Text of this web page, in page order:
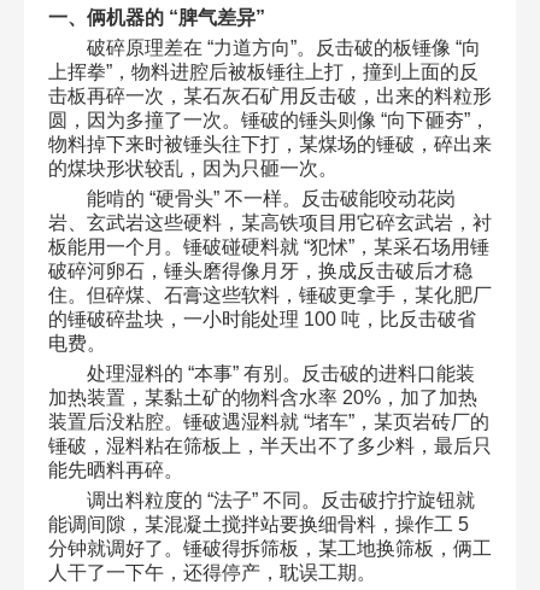
一、俩机器的 “脾气差异”​
破碎原理差在 “力道方向”。反击破的板锤像 “向
上挥拳”，物料进腔后被板锤往上打，撞到上面的反
击板再碎一次，某石灰石矿用反击破，出来的料粒形
圆，因为多撞了一次。锤破的锤头则像 “向下砸夯”，
物料掉下来时被锤头往下打，某煤场的锤破，碎出来
的煤块形状较乱，因为只砸一次。​
能啃的 “硬骨头” 不一样。反击破能咬动花岗
岩、玄武岩这些硬料，某高铁项目用它碎玄武岩，衬
板能用一个月。锤破碰硬料就 “犯怵”，某采石场用锤
破碎河卵石，锤头磨得像月牙，换成反击破后才稳
住。但碎煤、石膏这些软料，锤破更拿手，某化肥厂
的锤破碎盐块，一小时能处理 100 吨，比反击破省
电费。​
处理湿料的 “本事” 有别。反击破的进料口能装
加热装置，某黏土矿的物料含水率 20%，加了加热
装置后没粘腔。锤破遇湿料就 “堵车”，某页岩砖厂的
锤破，湿料粘在筛板上，半天出不了多少料，最后只
能先晒料再碎。​
调出料粒度的 “法子” 不同。反击破拧拧旋钮就
能调间隙，某混凝土搅拌站要换细骨料，操作工 5
分钟就调好了。锤破得拆筛板，某工地换筛板，俩工
人干了一下午，还得停产，耽误工期。​